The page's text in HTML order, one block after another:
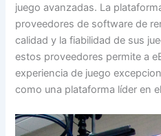
juego avanzadas. La
proveedores de software de
calidad y la fiabilidad de sus
estos proveedores permite a
experiencia de juego
como una plataforma líder en